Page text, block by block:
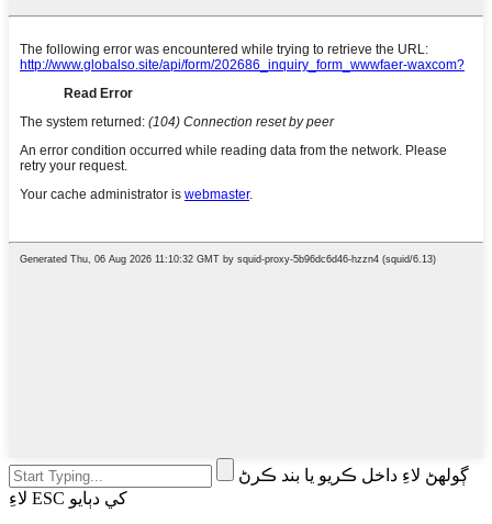
ڳولهڻ لاءِ داخل ڪريو يا بند ڪرڻ
لاءِ ESC کي دٻايو